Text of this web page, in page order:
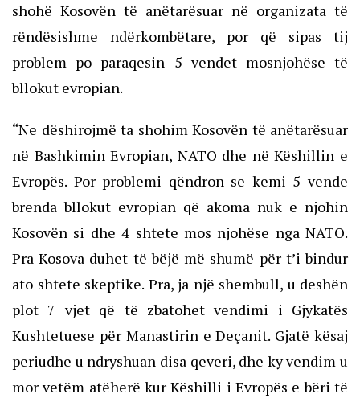
shohë Kosovën të anëtarësuar në organizata të
rëndësishme ndërkombëtare, por që sipas tij
problem po paraqesin 5 vendet mosnjohëse të
bllokut evropian.
“Ne dëshirojmë ta shohim Kosovën të anëtarësuar
në Bashkimin Evropian, NATO dhe në Këshillin e
Evropës. Por problemi qëndron se kemi 5 vende
brenda bllokut evropian që akoma nuk e njohin
Kosovën si dhe 4 shtete mos njohëse nga NATO.
Pra Kosova duhet të bëjë më shumë për t’i bindur
ato shtete skeptike. Pra, ja një shembull, u deshën
plot 7 vjet që të zbatohet vendimi i Gjykatës
Kushtetuese për Manastirin e Deçanit. Gjatë kësaj
periudhe u ndryshuan disa qeveri, dhe ky vendim u
mor vetëm atëherë kur Këshilli i Evropës e bëri të